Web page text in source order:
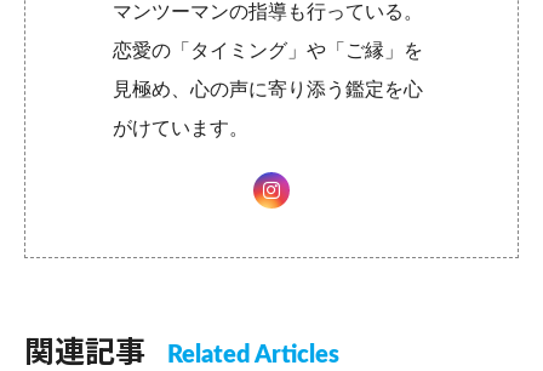
マンツーマンの指導も行っている。
恋愛の「タイミング」や「ご縁」を
見極め、心の声に寄り添う鑑定を心
がけています。
関連記事 Related Articles